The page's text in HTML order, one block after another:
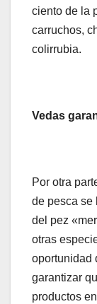
ciento de la
carruchos,
colirrubia.
Vedas
Por otra
de pesca se
del pez
otras
oportunidad
garantizar
productos